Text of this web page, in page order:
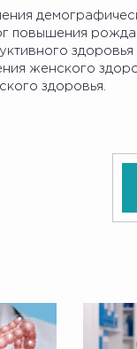
повышения
женского
здоровья.